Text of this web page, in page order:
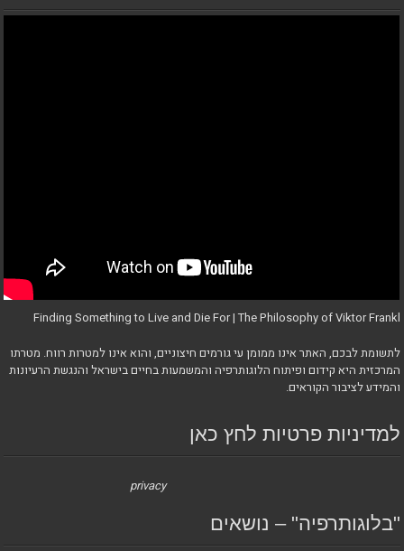
Finding Something to Live and Die For | The Philosophy of Viktor Frankl
לתשומת לבכם, האתר אינו ממומן עי גורמים חיצוניים, והוא אינו למטרות רווח. מטרתו
המרכזית היא קידום ופיתוח הלוגותרפיה והמשמעות בחיים בישראל והנגשת הרעיונות
והמידע לציבור הקוראים.
למדיניות פרטיות לחץ כאן
privacy
"בלוגותרפיה" – נושאים